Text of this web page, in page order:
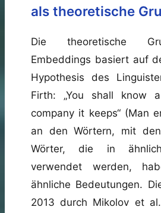
als theoretische
Die theoretische
Embeddings basiert auf
Hypothesis des
Firth: „You shall know
company it keeps“ (Man
an den Wörtern, mit
Wörter, die in
verwendet werden,
ähnliche Bedeutungen.
2013 durch Mikolov et